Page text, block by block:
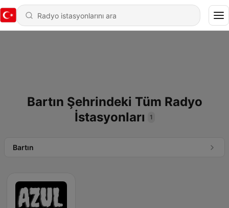
Bartın Şehrindeki Tüm Radyo
İstasyonları
1
Bartın